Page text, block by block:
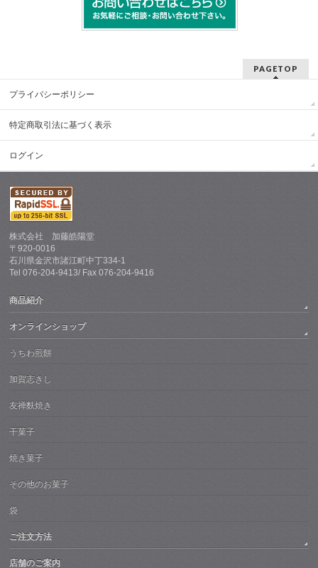
PAGETOP
プライバシーポリシー
特定商取引法に基づく表示
ログイン
株式会社 加藤皓陽堂
〒920-0016
石川県金沢市諸江町中丁334-1
Tel 076-204-9413/ Fax 076-204-9416
商品紹介
オンラインショップ
うちわ煎餅
加賀志きし
友禅麩焼き
干菓子
焼き菓子
その他のお菓子
袋
ご注文方法
店舗のご案内